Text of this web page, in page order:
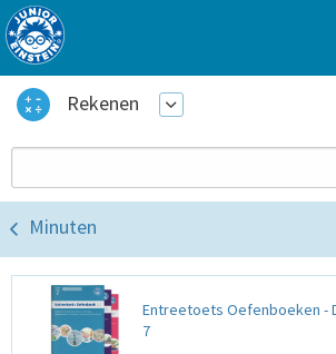
Rekenen
Minuten
Entreetoets Oefenboeken -
7